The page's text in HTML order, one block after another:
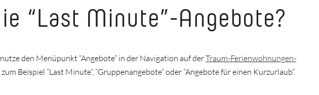
“Last Minute”-Angebote?
den Menüpunkt “Angebote” in der Navigation auf derTraum-Ferienwohnungen-
Beispiel “Last Minute”, “Gruppenangebote” oder “Angebote für einen Kurzurlaub”.